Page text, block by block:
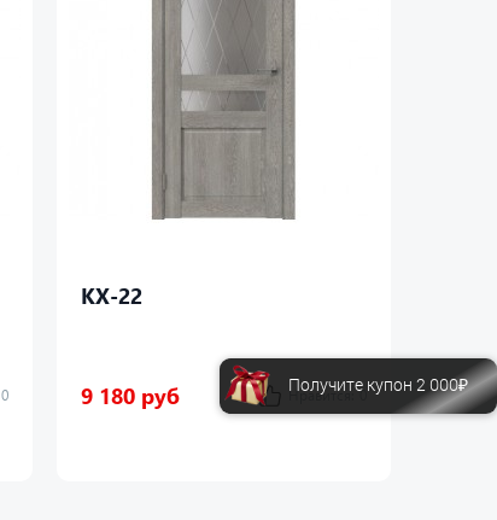
0
КХ-22
9 180 руб Нравится: 0 7
Получите купон 2 000₽